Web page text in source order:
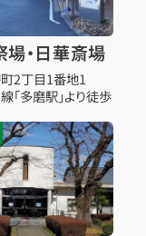
・日華斎場
2丁目1番地1
「多磨駅」より徒歩